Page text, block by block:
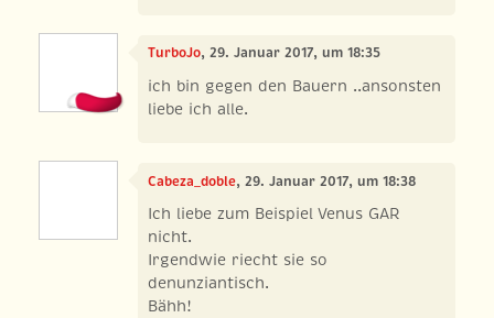
TurboJo, 29. Januar 2017, um 18:35
ich bin gegen den Bauern ..ansonsten
liebe ich alle.
Cabeza_doble, 29. Januar 2017, um 18:38
Ich liebe zum Beispiel Venus GAR
nicht.
Irgendwie riecht sie so
denunziantisch.
Bähh!